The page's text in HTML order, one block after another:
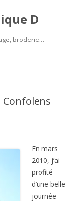
D
broderie…
Confolens
En mars
2010, j’ai
profité
d’une belle
journée